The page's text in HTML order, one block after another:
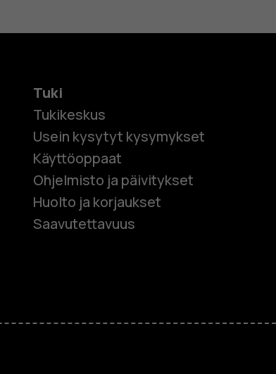
Tuki
Tukikeskus
Usein kysytyt kysymykset
Käyttöoppaat
Ohjelmisto ja päivitykset
Huolto ja korjaukset
Saavutettavuus